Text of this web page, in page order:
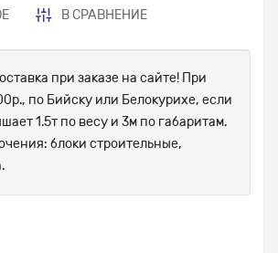
В СРАВНЕНИЕ
при заказе на сайте! При
по Бийску или Белокурихе, если
1.5т по весу и 3м по габаритам.
блоки строительные,